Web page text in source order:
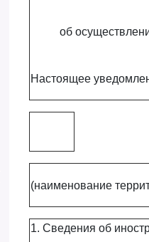
об
Настоящее
(наименование
1. Сведения об